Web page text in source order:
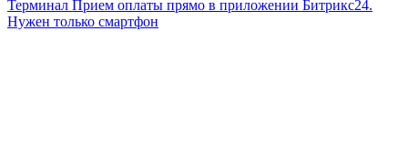
Терминал Прием оплаты прямо в приложении Битрикс24.
Нужен только смартфон